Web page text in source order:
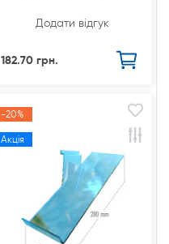
Додати відгук
182.70 грн.
-20%
Акція